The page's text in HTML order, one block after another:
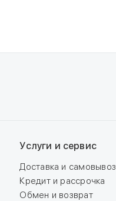
Услуги и сервис
Доставка и самовывоз
Кредит и рассрочка
Обмен и возврат